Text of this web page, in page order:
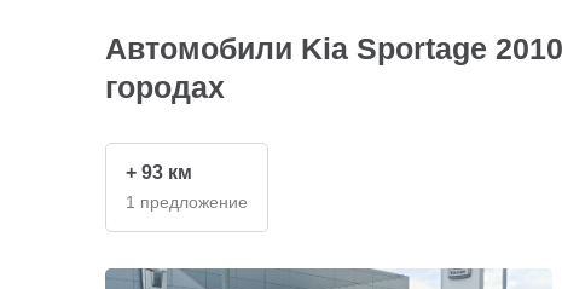
Автомобили Kia Sportage
городах
+ 93 км
1 предложение